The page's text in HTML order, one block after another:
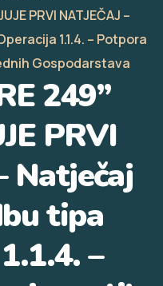
PRVI NATJEČAJ –
1.1.4. – Potpora
Gospodarstava
249”
PRVI
Natječaj
tipa
–